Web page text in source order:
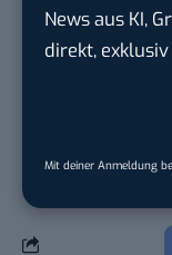
News aus KI,
direkt,
Mit deiner Anmeldung